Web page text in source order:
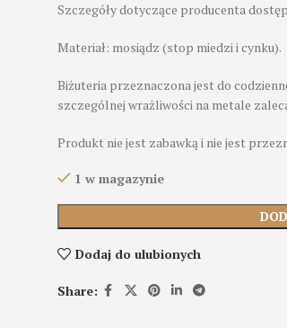
Szczegóły dotyczące producenta
Materiał: mosiądz (stop miedzi i cynku).
Biżuteria przeznaczona jest do
szczególnej wrażliwości na metale
Produkt nie jest zabawką i nie jest
1 w magazynie
Dodaj do ulubionych
Share: